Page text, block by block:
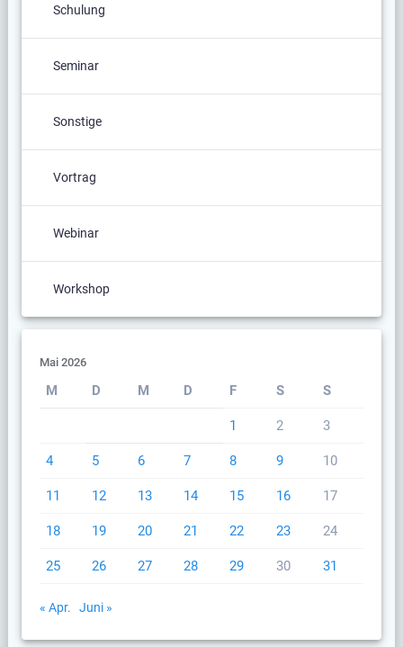
Schulung
Seminar
Sonstige
Vortrag
Webinar
Workshop
Mai 2026
M D M D F S S
1 2 3
4 5 6 7 8 9 10
11 12 13 14 15 16 17
18 19 20 21 22 23 24
25 26 27 28 29 30 31
« Apr. Juni »